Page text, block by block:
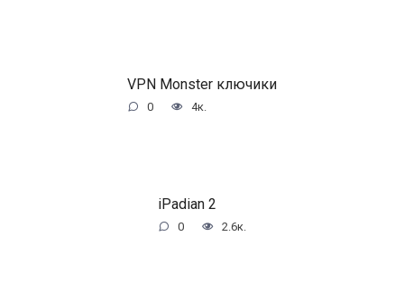
VPN Monster ключики
0 4к.
iPadian 2
0 2.6к.